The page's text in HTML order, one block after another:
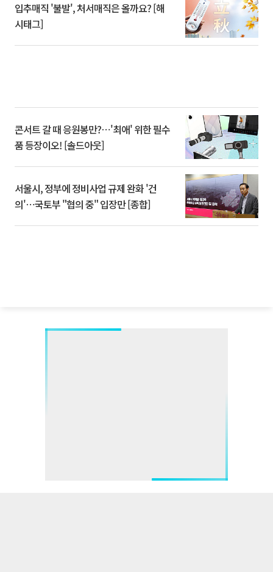
입추매직 '불발', 처서매직은 올까요? [해
시태그]
콘서트 갈 때 응원봉만?⋯'최애' 위한 필수
품 등장이오! [솔드아웃]
서울시, 정부에 정비사업 규제 완화 '건
의'⋯국토부 "협의 중" 입장만 [종합]